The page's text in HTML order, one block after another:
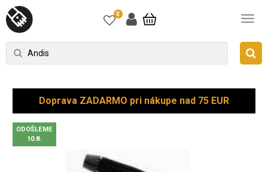
0
Doprava ZADARMO pri nákupe nad 75 EUR
ODOŠLEME
10.8.